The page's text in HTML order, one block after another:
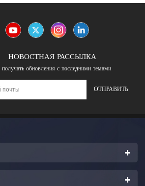
НОВОСТНАЯ РАССЫЛКА
обновления с последними темами